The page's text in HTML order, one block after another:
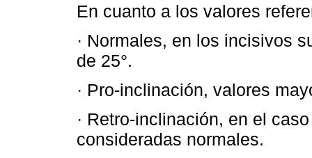
En cuanto a los valores
· Normales, en los incisivos
de 25°.
· Pro-inclinación, valores
· Retro-inclinación, en el
consideradas normales.